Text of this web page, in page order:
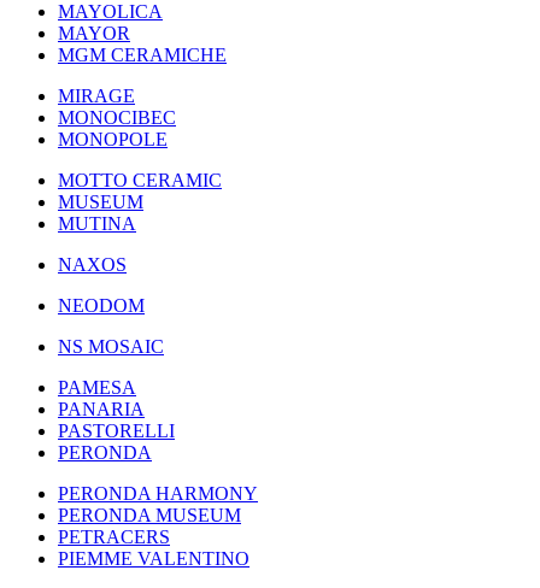
MAYOLICA
MAYOR
MGM CERAMICHE
MIRAGE
MONOCIBEC
MONOPOLE
MOTTO CERAMIC
MUSEUM
MUTINA
NAXOS
NEODOM
NS MOSAIC
PAMESA
PANARIA
PASTORELLI
PERONDA
PERONDA HARMONY
PERONDA MUSEUM
PETRACERS
PIEMME VALENTINO